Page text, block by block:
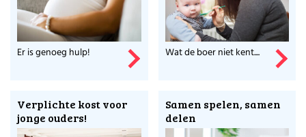
ontdek wat zij nog meer voor ouders doet.
Er is genoeg hulp! Wat de boer niet kent....
Verplichte kost voor
jonge ouders!
Samen spelen, samen
delen